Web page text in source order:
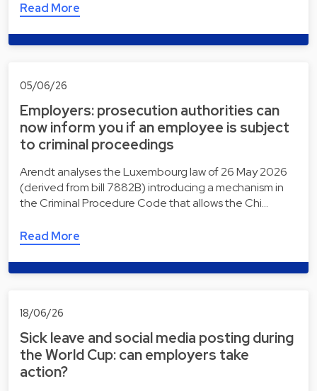
Read More
05/06/26
Employers: prosecution authorities can
now inform you if an employee is subject
to criminal proceedings
Arendt analyses the Luxembourg law of 26 May 2026
(derived from bill 7882B) introducing a mechanism in
the Criminal Procedure Code that allows the Chi…
Read More
18/06/26
Sick leave and social media posting during
the World Cup: can employers take
action?